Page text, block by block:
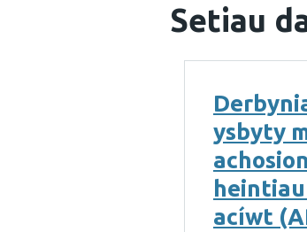
Setiau
ysbyty
acíwt